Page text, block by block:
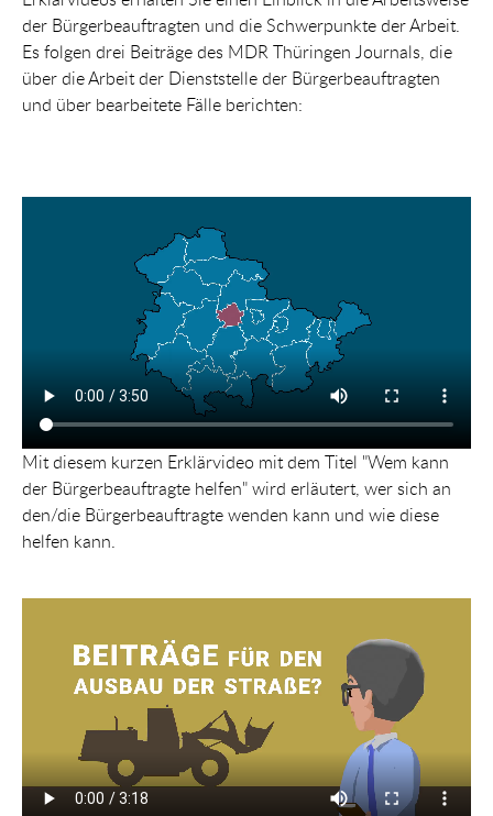
der Bürgerbeauftragten und die Schwerpunkte der Arbeit.
Es folgen drei Beiträge des MDR Thüringen Journals, die
über die Arbeit der Dienststelle der Bürgerbeauftragten
und über bearbeitete Fälle berichten:
Mit diesem kurzen Erklärvideo mit dem Titel "Wem kann
der Bürgerbeauftragte helfen" wird erläutert, wer sich an
den/die Bürgerbeauftragte wenden kann und wie diese
helfen kann.